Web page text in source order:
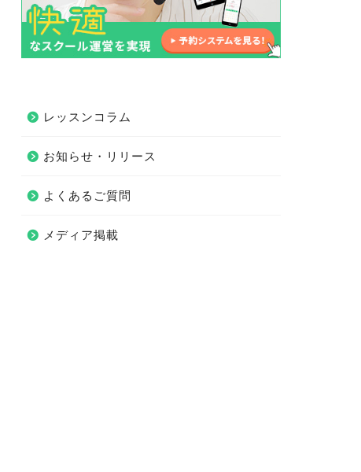
レッスンコラム
お知らせ・リリース
よくあるご質問
メディア掲載